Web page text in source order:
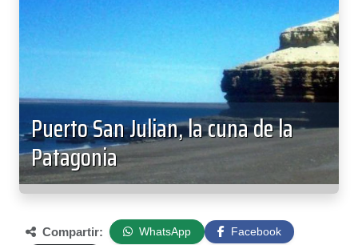
Puerto San Julian, la cuna de la
Patagonia
Compartir: WhatsApp
Facebook